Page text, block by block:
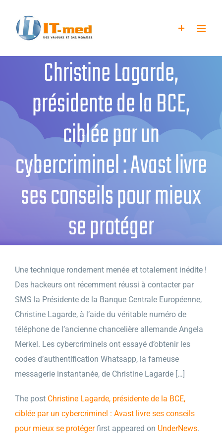
contenu
Christine Lagarde,
présidente de la BCE,
ciblée par un
cybercriminel : Avast livre
ses conseils pour mieux
se protéger
Une technique rondement menée et totalement inédite !
Des hackeurs ont récemment réussi à contacter par
SMS la Présidente de la Banque Centrale Européenne,
Christine Lagarde, à l’aide du véritable numéro de
téléphone de l’ancienne chancelière allemande Angela
Merkel. Les cybercriminels ont essayé d’obtenir les
codes d’authentification Whatsapp, la fameuse
messagerie instantanée, de Christine Lagarde […]
The post Christine Lagarde, présidente de la BCE,
ciblée par un cybercriminel : Avast livre ses conseils
pour mieux se protégerfirst appeared on UnderNews.